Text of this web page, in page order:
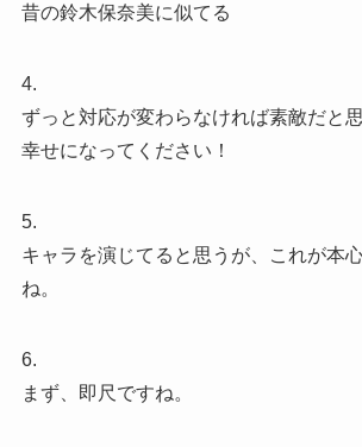
昔の鈴木保奈美に似てる
4.
ずっと対応が変わらなければ素敵だと思
幸せになってください！
5.
キャラを演じてると思うが、これが本
ね。
6.
まず、即尺ですね。